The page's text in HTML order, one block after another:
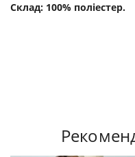
Склад: 100% поліестер.